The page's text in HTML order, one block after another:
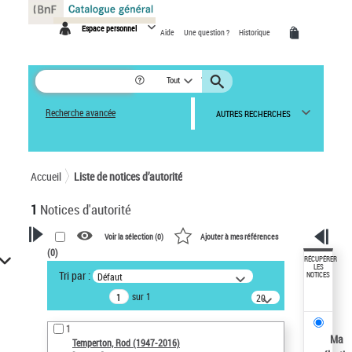
Espace personnel Aide Une question ? Historique
Tout
Recherche avancée AUTRES RECHERCHES
Accueil Liste de notices d’autorité
1 Notices d'autorité
VOTRE RECHERCHE
Recherche avancée dans les
notices d’autorité
Œuvres liées à l'auteur :
Temperton, Rod (1947-2016)
Voir la sélection (0) Ajouter à mes références
(0)
Tri par : Défaut
sur 1
20
résultats/page
1
Temperton, Rod (1947-2016)
RÉCUPÉRER
LES
NOTICES
Ma
Panneau de gestion des cookies